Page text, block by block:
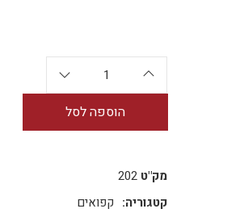
הוספה לסל
מק"ט 202
קטגוריה: קפואים